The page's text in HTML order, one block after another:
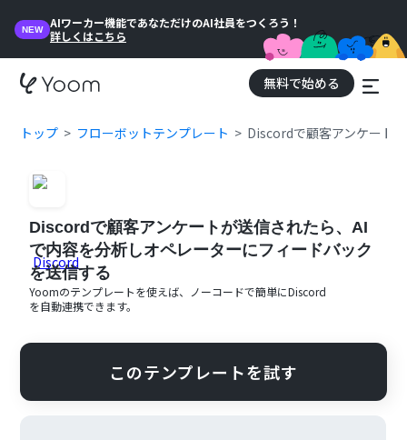
NEW
AIワーカー機能であなただけのAI社員をつくろう！
詳しくはこちら
無料で始める
トップ フローボットテンプレート Discordで顧客アンケート
Discordで顧客アンケートが送信されたら、AI
で内容を分析しオペレーターにフィードバック
を送信する
Yoomのテンプレートを使えば、ノーコードで簡単にDiscord
を自動連携できます。
このテンプレートを試す